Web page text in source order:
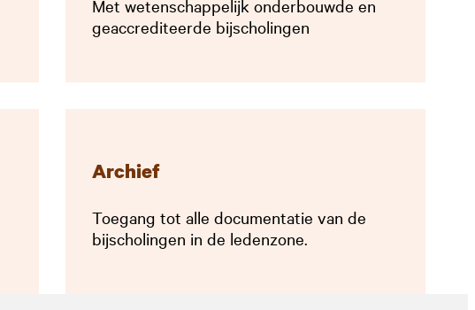
Met wetenschappelijk onderbouwde en
geaccrediteerde bijscholingen
Archief
Toegang tot alle documentatie van de
bijscholingen in de ledenzone.